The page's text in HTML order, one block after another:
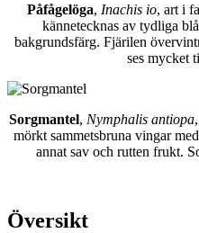
Påfågelöga, Inachis io, art i
kännetecknas av tydliga
bakgrundsfärg. Fjärilen
ses mycket
Sorgmantel, Nymphalis antiopa
mörkt sammetsbruna vingar
annat sav och rutten frukt.
Översikt